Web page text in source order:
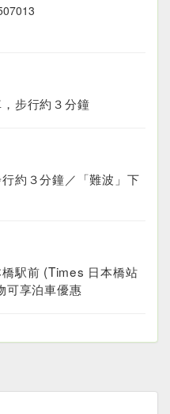
步行約３分鐘
約３分鐘／「難波」下
駅前 (Times 日本橋站
可享泊車優惠